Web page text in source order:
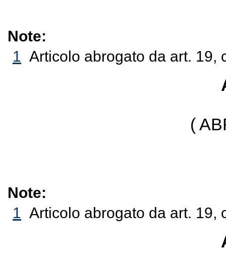
Note:
1 Articolo abrogato da art. 19,
(
Note:
1 Articolo abrogato da art. 19,